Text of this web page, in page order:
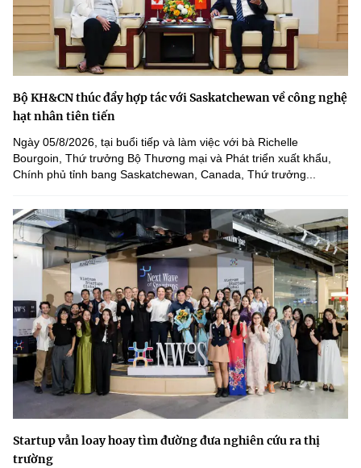
Bộ KH&CN thúc đẩy hợp tác với Saskatchewan về công nghệ
hạt nhân tiên tiến
Ngày 05/8/2026, tại buổi tiếp và làm việc với bà Richelle
Bourgoin, Thứ trưởng Bộ Thương mại và Phát triển xuất khẩu,
Chính phủ tỉnh bang Saskatchewan, Canada, Thứ trưởng...
Startup vẫn loay hoay tìm đường đưa nghiên cứu ra thị
trường